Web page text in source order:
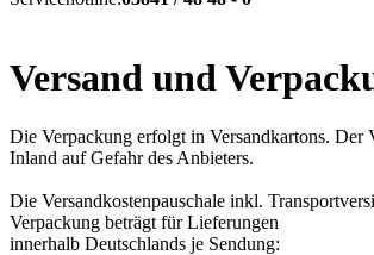
Versand und
Die Verpackung erfolgt in Versandkartons. Der
Inland auf Gefahr des Anbieters.
Die Versandkostenpauschale inkl.
Verpackung beträgt für Lieferungen
innerhalb Deutschlands je Sendung: